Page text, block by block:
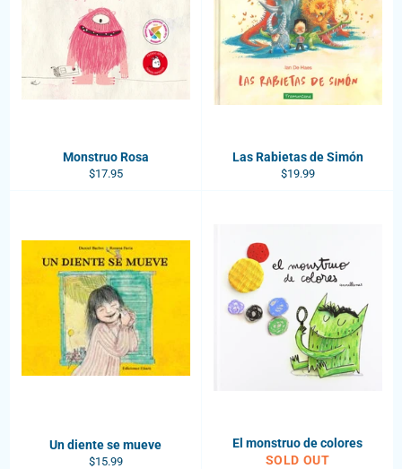
Monstruo Rosa
Regular
$17.95
Las Rabietas de Simón
Regular
$19.99
Un diente se mueve
Regular
$15.99
El monstruo de colores
SOLD OUT